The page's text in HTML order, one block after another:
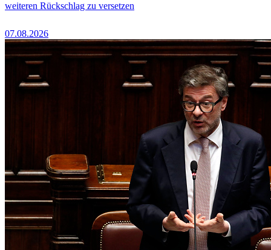
weiteren Rückschlag zu versetzen
07.08.2026